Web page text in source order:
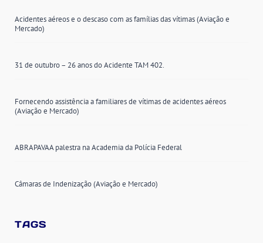
Acidentes aéreos e o descaso com as famílias das vítimas (Aviação e
Mercado)
31 de outubro – 26 anos do Acidente TAM 402.
Fornecendo assistência a familiares de vítimas de acidentes aéreos
(Aviação e Mercado)
ABRAPAVAA palestra na Academia da Polícia Federal
Câmaras de Indenização (Aviação e Mercado)
TAGS